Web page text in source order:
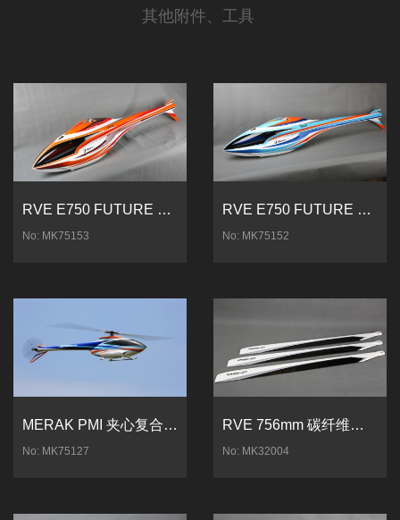
其他附件、工具
RVE E750 FUTURE 未来F3C全包机壳
No: MK75153
RVE E750 FUTURE 未来 F3C全包机
No: MK75152
MERAK PMI 夹心复合材料F3C机壳（蓝色）
No: MK75127
RVE 756mm 碳纤维主旋翼 （三桨）MK32
No: MK32004